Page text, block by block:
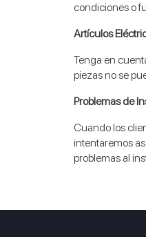
condiciones o
Artículos
Tenga en
piezas no se
Problemas de
Cuando los
intentaremos
problemas al